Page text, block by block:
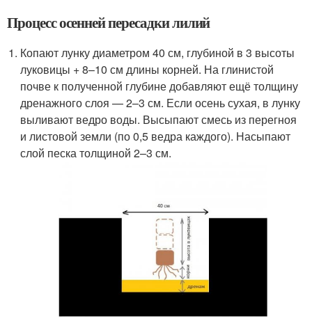
Процесс осенней пересадки лилий
Копают лунку диаметром 40 см, глубиной в 3 высоты
луковицы + 8–10 см длины корней. На глинистой
почве к полученной глубине добавляют ещё толщину
дренажного слоя — 2–3 см. Если осень сухая, в лунку
выливают ведро воды. Высыпают смесь из перегноя
и листовой земли (по 0,5 ведра каждого). Насыпают
слой песка толщиной 2–3 см.